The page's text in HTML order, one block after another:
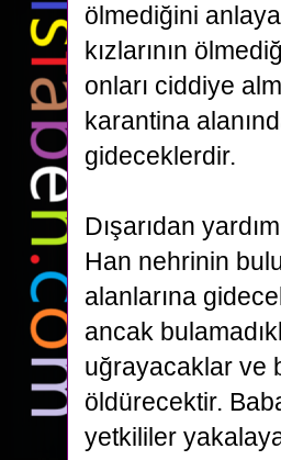
ölmediğini
kızlarının
onları ciddiye
karantina
gideceklerdir.
Dışarıdan
Han nehrinin
alanlarına
ancak
uğrayacaklar ve
öldürecektir.
yetkililer